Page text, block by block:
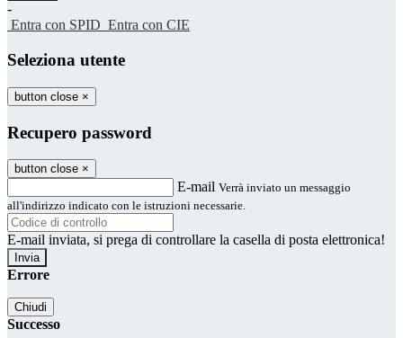
-
Entra con SPID Entra con CIE
Seleziona utente
button close ×
Recupero password
button close ×
E-mail Verrà inviato un messaggio
all'indirizzo indicato con le istruzioni necessarie.
E-mail inviata, si prega di controllare la casella di posta elettronica!
Errore
Chiudi
Successo